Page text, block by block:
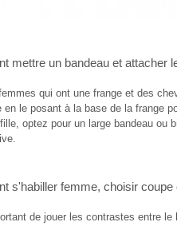
mettre un bandeau et attacher
qui ont une frange et des
en le posant à la base de la frange
optez pour un large bandeau ou
s'habiller femme, choisir coupe
de jouer les contrastes entre